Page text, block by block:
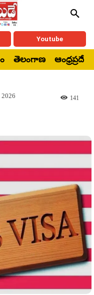
Youtube
తెలంగాణ ఆంధ్రప్రదేశ్
2026 141